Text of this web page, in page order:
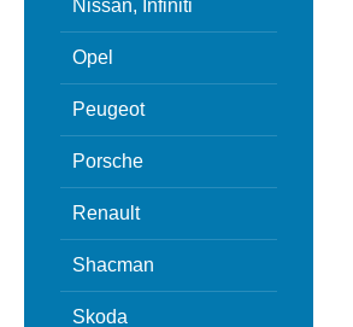
Nissan, Infiniti
Opel
Peugeot
Porsche
Renault
Shacman
Skoda